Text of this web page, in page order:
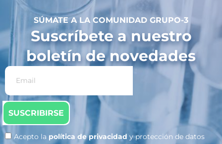
SÚMATE A LA COMUNIDAD GRUPO-3
Suscríbete a nuestro
boletín de novedades
Acepto la política de privacidad y protección de datos
SUSCRIBIRSE